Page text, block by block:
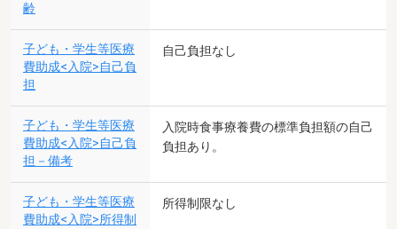
齢
子ども・学生等医療
費助成<入院>自己負
担
自己負担なし
子ども・学生等医療
費助成<入院>自己負
担－備考
入院時食事療養費の標準負担額の自己
負担あり。
子ども・学生等医療
費助成<入院>所得制
所得制限なし